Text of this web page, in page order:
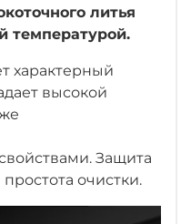
литья
температурой.
характерный
высокой
Защита
очистки.